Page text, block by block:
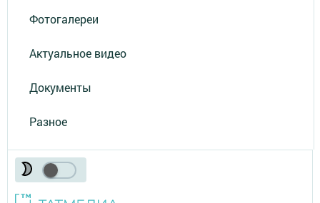
Фотогалереи
Актуальное видео
Документы
Разное